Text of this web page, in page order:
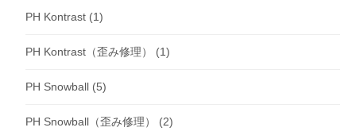
PH Kontrast (1)
PH Kontrast（歪み修理） (1)
PH Snowball (5)
PH Snowball（歪み修理） (2)